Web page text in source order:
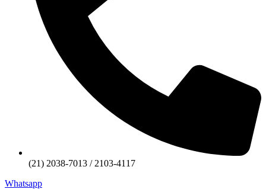
(21) 2038-7013 / 2103-4117
Whatsapp